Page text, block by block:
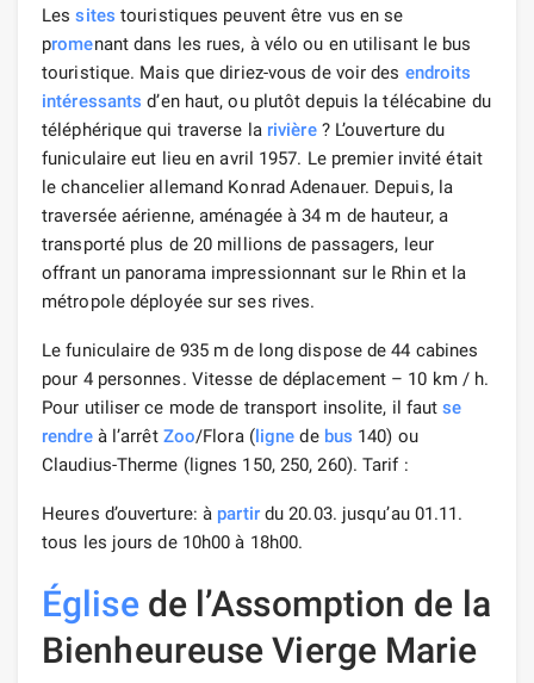
Lessites touristiques peuvent être vus en se
promenant dans les rues, à vélo ou en utilisant le bus
touristique. Mais que diriez-vous de voir des endroits
intéressants d’en haut, ou plutôt depuis la télécabine du
téléphérique qui traverse la rivière? L’ouverture du
funiculaire eut lieu en avril 1957. Le premier invité était
le chancelier allemand Konrad Adenauer. Depuis, la
traversée aérienne, aménagée à 34 m de hauteur, a
transporté plus de 20 millions de passagers, leur
offrant un panorama impressionnant sur le Rhin et la
métropole déployée sur ses rives.
Le funiculaire de 935 m de long dispose de 44 cabines
pour 4 personnes. Vitesse de déplacement – 10 km / h.
Pour utiliser ce mode de transport insolite, il fautse
rendreà l’arrêt Zoo/Flora (ligne de bus 140) ou
Claudius-Therme (lignes 150, 250, 260). Tarif :
Heures d’ouverture: à partirdu 20.03. jusqu’au 01.11.
tous les jours de 10h00 à 18h00.
Églisede l’Assomption de la
Bienheureuse Vierge Marie